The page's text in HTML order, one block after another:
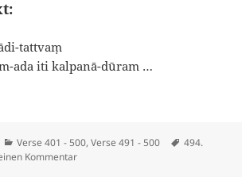
tattvaṃ
ada iti kalpanā-dūram …
Kategorien
Verse 401 - 500,Verse 491 - 500 Schlagwörter
494.
Kommentarzu Viveka Chudamani – Vers 494